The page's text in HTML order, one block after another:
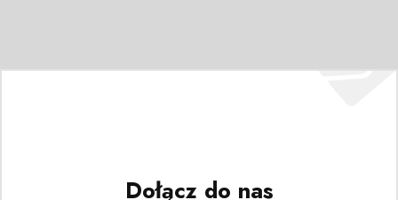
Dołącz do nas